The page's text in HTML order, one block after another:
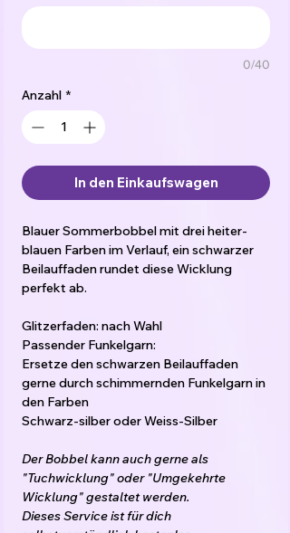
0/40
Anzahl *
In den Einkaufswagen
Blauer Sommerbobbel mit drei heiter-
blauen Farben im Verlauf, ein schwarzer
Beilauffaden rundet diese Wicklung
perfekt ab.
Glitzerfaden: nach Wahl
Passender Funkelgarn:
Ersetze den schwarzen Beilauffaden
gerne durch schimmernden Funkelgarn in
den Farben
Schwarz-silber oder Weiss-Silber
Der Bobbel kann auch gerne als
"Tuchwicklung" oder "Umgekehrte
Wicklung" gestaltet werden.
Dieses Service ist für dich